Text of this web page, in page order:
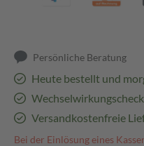
Persönliche Beratung
Heute bestellt und
Versandkostenfreie
Bei der Einlösung eines